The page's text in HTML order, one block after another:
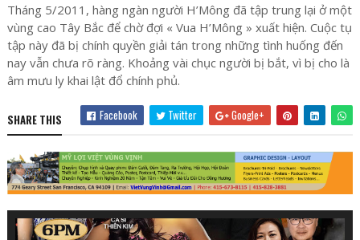
Tháng 5/2011, hàng ngàn người H’Mông đã tập trung lại ở một
vùng cao Tây Bắc để chờ đợi « Vua H’Mông » xuất hiện. Cuộc tụ
tập này đã bị chính quyền giải tán trong những tình huống đến
nay vẫn chưa rõ ràng. Khoảng vài chục người bị bắt, vì bị cho là
âm mưu ly khai lật đổ chính phủ.
SHARE THIS Facebook Twitter Google+